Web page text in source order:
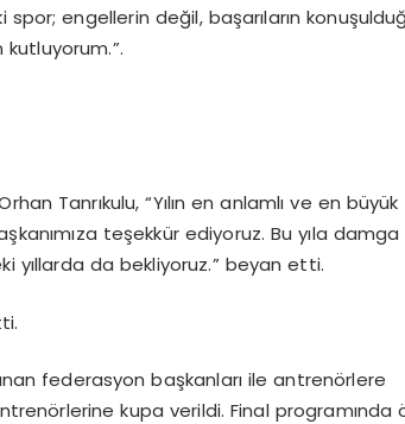
spor; engellerin değil, başarıların
kutluyorum.”.
Tanrıkulu, “Yılın en anlamlı ve en büyük
teşekkür ediyoruz. Bu yıla damga
yıllarda da bekliyoruz.” beyan etti.
federasyon başkanları ile antrenörlere
kupa verildi. Final programında